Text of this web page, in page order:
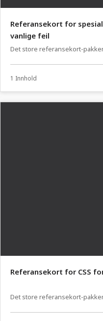
Referansekort for
vanlige feil
Det store referansekort-
1 Innhold
Referansekort for CSS
Det store referansekort-